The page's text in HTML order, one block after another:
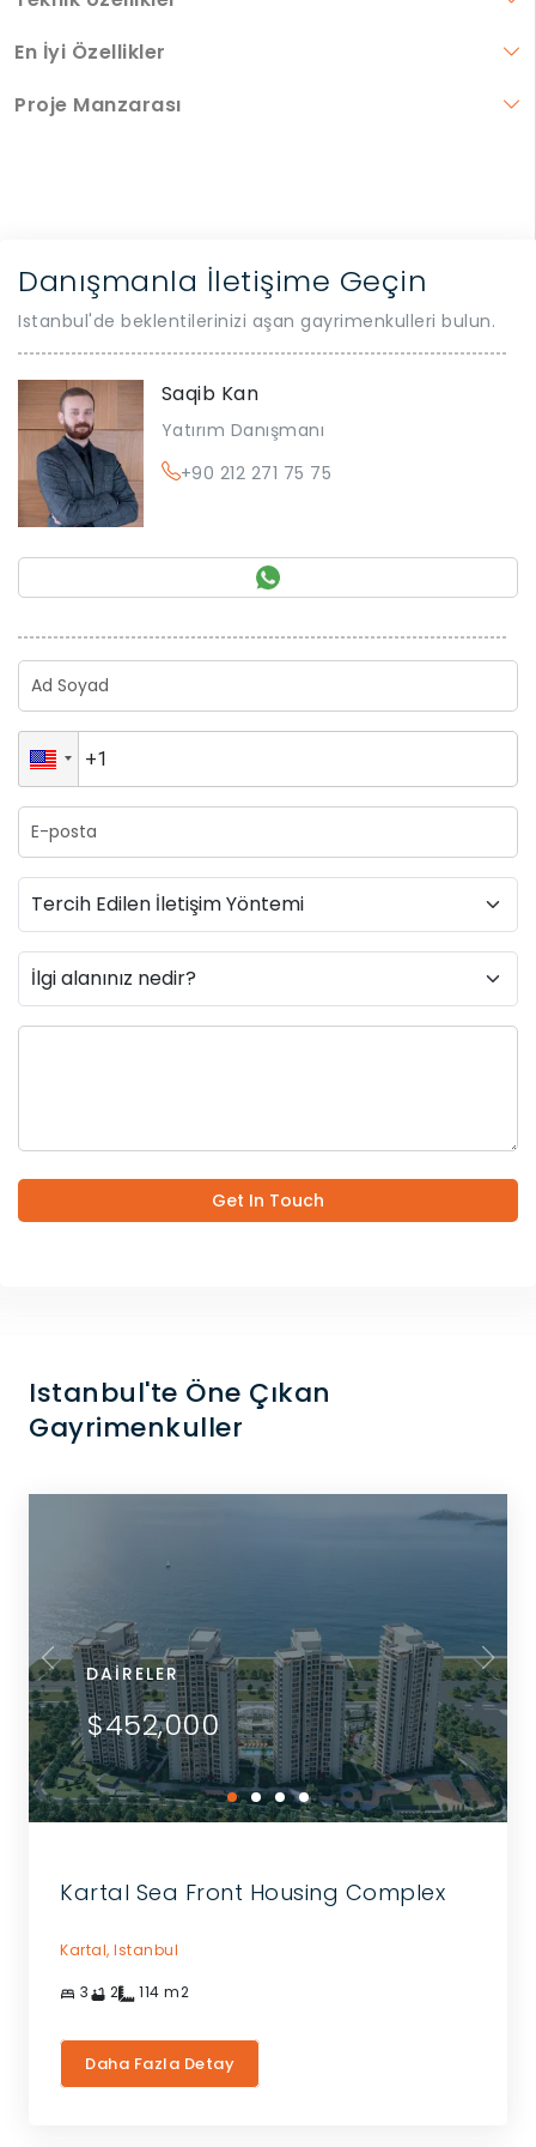
En İyi Özellikler
Proje Manzarası
Danışmanla İletişime Geçin
Istanbul'de beklentilerinizi aşan gayrimenkulleri bulun.
Saqib Kan
Yatırım Danışmanı
+90 212 271 75 75
Get In Touch
Istanbul'te Öne Çıkan
Gayrimenkuller
DAIRELER
$452,000
Kartal Sea Front Housing Complex
Kartal, Istanbul
3 2 114 m2
Daha Fazla Detay